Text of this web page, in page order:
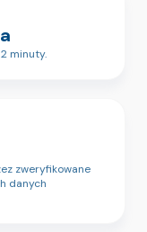
minuty.
zweryfikowane
danych